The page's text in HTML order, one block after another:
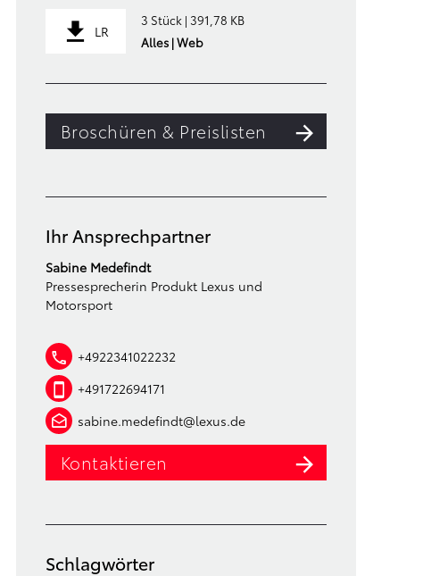
LR
3 Stück | 391,78 KB
Alles | Web
Broschüren & Preislisten
Ihr Ansprechpartner
Sabine Medefindt
Pressesprecherin Produkt Lexus und
Motorsport
+4922341022232
+491722694171
sabine.medefindt@lexus.de
Kontaktieren
Schlagwörter